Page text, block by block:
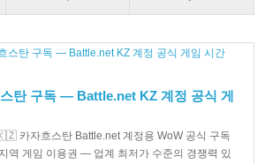
탄 구독 — Battle.net KZ 계정 공식 게
카자흐스탄 Battle.net 계정용 WoW 공식 구독
역 게임 이용권 — 업계 최저가 수준의 경쟁력 있